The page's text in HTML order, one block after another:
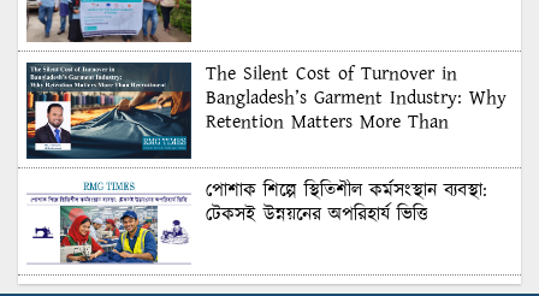
The Silent Cost of Turnover in
Bangladesh’s Garment Industry: Why
Retention Matters More Than
পোশাক শিল্পে স্থিতিশীল কর্মসংস্থান ব্যবস্থা:
টেকসই উন্নয়নের অপরিহার্য ভিত্তি